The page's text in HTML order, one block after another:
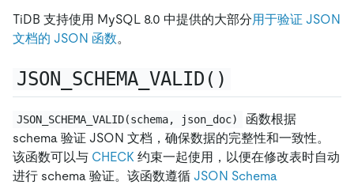
TiDB 支持使用 MySQL 8.0 中提供的大部分用于验证 JSON
文档的 JSON 函数。
JSON_SCHEMA_VALID()
JSON_SCHEMA_VALID(schema, json_doc)
函数根据
schema 验证 JSON 文档，确保数据的完整性和一致性。
该函数可以与 CHECK 约束一起使用，以便在修改表时自动
进行 schema 验证。该函数遵循 JSON Schema